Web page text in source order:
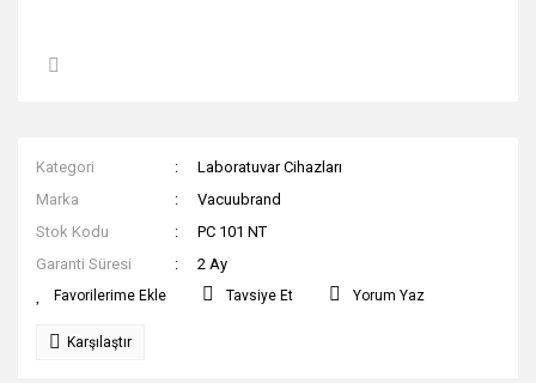
Kategori
Laboratuvar Cihazları
Marka
Vacuubrand
Stok Kodu
PC 101 NT
Garanti Süresi
2 Ay
Tavsiye Et Yorum Yaz
Karşılaştır